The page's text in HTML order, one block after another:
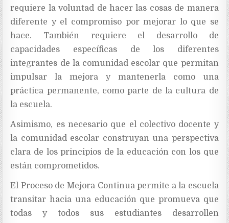
requiere la voluntad de hacer las cosas de manera
diferente y el compromiso por mejorar lo que se
hace. También requiere el desarrollo de
capacidades específicas de los diferentes
integrantes de la comunidad escolar que permitan
impulsar la mejora y mantenerla como una
práctica permanente, como parte de la cultura de
la escuela.
Asimismo, es necesario que el colectivo docente y
la comunidad escolar construyan una perspectiva
clara de los principios de la educación con los que
están comprometidos.
El Proceso de Mejora Continua permite a la escuela
transitar hacia una educación que promueva que
todas y todos sus estudiantes desarrollen